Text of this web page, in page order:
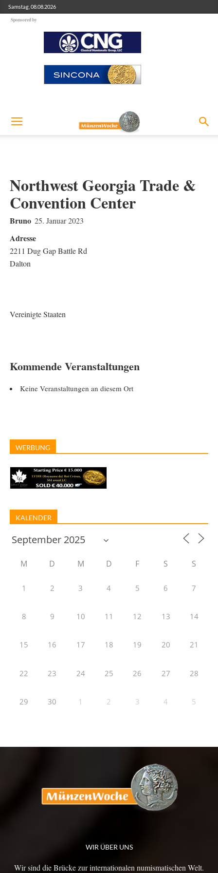
Samstag, 08.08.2026
Sponsored by
Northwest Georgia Trade &
Convention Center
Bruno 25. Januar 2023
Adresse
2211 Dug Gap Battle Rd
Dalton
Vereinigte Staaten
Kommende Veranstaltungen
Keine Veranstaltungen an diesem Ort
WERBUNG
KALENDER
M D M D F S S
1 2 3 4 5 6 7
8 9 10 11 12 13 14
15 16 17 18 19 20 21
22 23 24 25 26 27 28
29 30 1 2 3 4 5
WIR ÜBER UNS
Wir sind die Brücke zur internationalen numismatischen Welt.